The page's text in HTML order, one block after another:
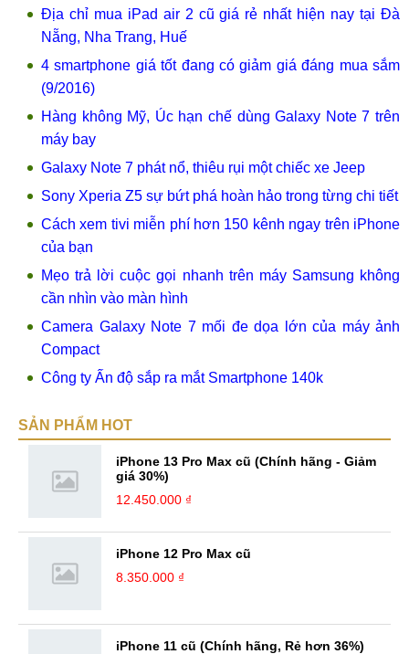
Địa chỉ mua iPad air 2 cũ giá rẻ nhất hiện nay tại Đà
Nẵng, Nha Trang, Huế
4 smartphone giá tốt đang có giảm giá đáng mua sắm
(9/2016)
Hàng không Mỹ, Úc hạn chế dùng Galaxy Note 7 trên
máy bay
Galaxy Note 7 phát nổ, thiêu rụi một chiếc xe Jeep
Sony Xperia Z5 sự bứt phá hoàn hảo trong từng chi tiết
Cách xem tivi miễn phí hơn 150 kênh ngay trên iPhone
của bạn
Mẹo trả lời cuộc gọi nhanh trên máy Samsung không
cần nhìn vào màn hình
Camera Galaxy Note 7 mối đe dọa lớn của máy ảnh
Compact
Công ty Ấn độ sắp ra mắt Smartphone 140k
SẢN PHẨM HOT
iPhone 13 Pro Max cũ (Chính hãng - Giảm
giá 30%)
12.450.000 ₫
iPhone 12 Pro Max cũ
8.350.000 ₫
iPhone 11 cũ (Chính hãng, Rẻ hơn 36%)